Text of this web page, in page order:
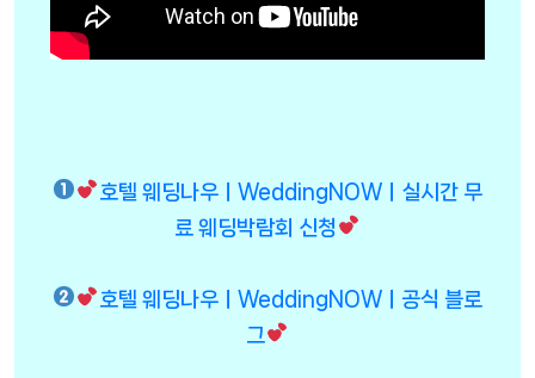
호텔 웨딩나우ㅣWeddingNOWㅣ실시간 무
료 웨딩박람회 신청
호텔 웨딩나우ㅣWeddingNOWㅣ공식 블로
그